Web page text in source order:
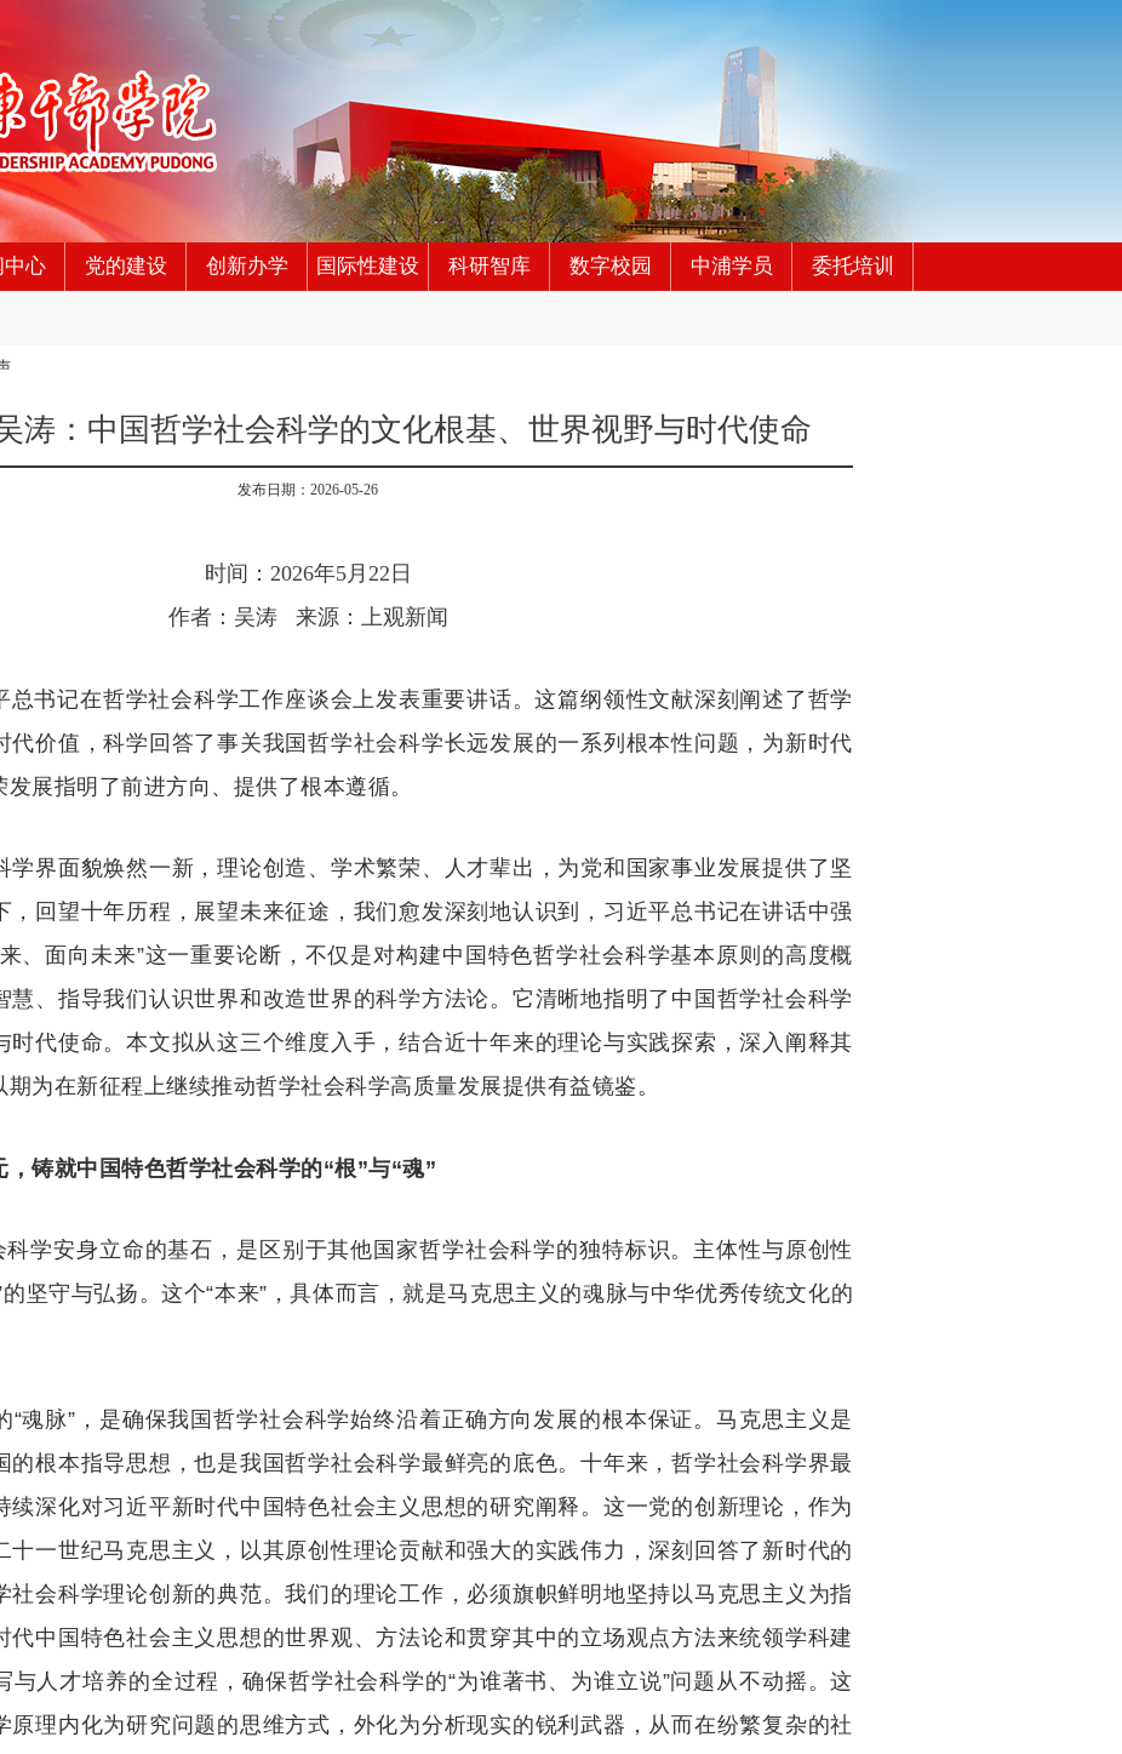
中心 党的建设 创新办学 国际性建设 科研智库 数字校园 中浦学员 委托培训
涛：中国哲学社会科学的文化根基、世界视野与时代使命
发布日期：2026-05-26
时间：2026年5月22日
作者：吴涛 来源：上观新闻
总书记在哲学社会科学工作座谈会上发表重要讲话。这篇纲领性文献深刻阐述了哲学
代价值，科学回答了事关我国哲学社会科学长远发展的一系列根本性问题，为新时代
展指明了前进方向、提供了根本遵循。
学界面貌焕然一新，理论创造、学术繁荣、人才辈出，为党和国家事业发展提供了坚
，回望十年历程，展望未来征途，我们愈发深刻地认识到，习近平总书记在讲话中强
、面向未来”这一重要论断，不仅是对构建中国特色哲学社会科学基本原则的高度概
慧、指导我们认识世界和改造世界的科学方法论。它清晰地指明了中国哲学社会科学
时代使命。本文拟从这三个维度入手，结合近十年来的理论与实践探索，深入阐释其
为在新征程上继续推动哲学社会科学高质量发展提供有益镜鉴。
铸就中国特色哲学社会科学的“根”与“魂”‍
科学安身立命的基石，是区别于其他国家哲学社会科学的独特标识。主体性与原创性
坚守与弘扬。这个“本来”，具体而言，就是马克思主义的魂脉与中华优秀传统文化的
“魂脉”，是确保我国哲学社会科学始终沿着正确方向发展的根本保证。马克思主义是
的根本指导思想，也是我国哲学社会科学最鲜亮的底色。十年来，哲学社会科学界最
续深化对习近平新时代中国特色社会主义思想的研究阐释。这一党的创新理论，作为
十一世纪马克思主义，以其原创性理论贡献和强大的实践伟力，深刻回答了新时代的
社会科学理论创新的典范。我们的理论工作，必须旗帜鲜明地坚持以马克思主义为指
代中国特色社会主义思想的世界观、方法论和贯穿其中的立场观点方法来统领学科建
与人才培养的全过程，确保哲学社会科学的“为谁著书、为谁立说”问题从不动摇。这
原理内化为研究问题的思维方式，外化为分析现实的锐利武器，从而在纷繁复杂的社